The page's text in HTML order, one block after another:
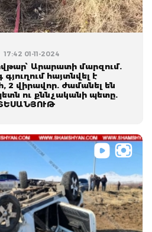
17:42 01-11-2024
Արարատի մարզում.
հայտնվել է
2 վիրավոր. ժամանել են
ու քննչականի պետը.